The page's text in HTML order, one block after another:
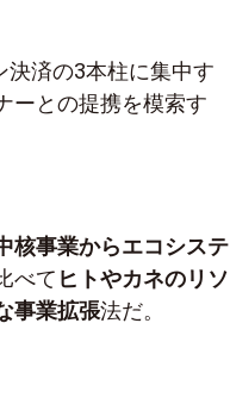
決済の3本柱に集中す
ーとの提携を模索す
核事業からエコシステ
べて ヒトやカネのリソ
事業拡張法だ。